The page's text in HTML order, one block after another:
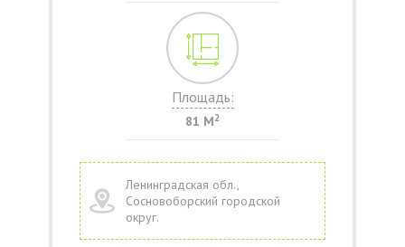
Площадь:
81 М2
Ленинградская обл.,
Сосновоборский городской
округ.